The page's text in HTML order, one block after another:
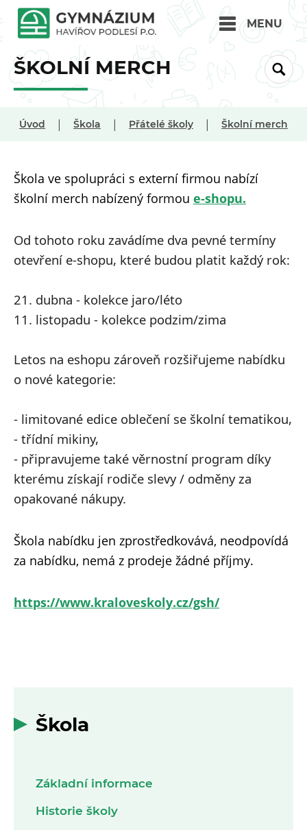
MENU
ŠKOLNÍ MERCH
Úvod | Škola | Přátelé školy | Školní merch
Škola ve spolupráci s externí firmou nabízí
školní merch nabízený formou e-shopu.
Od tohoto roku zavádíme dva pevné termíny
otevření e-shopu, které budou platit každý rok:
21. dubna - kolekce jaro/léto
11. listopadu - kolekce podzim/zima
Letos na eshopu zároveň rozšiřujeme nabídku
o nové kategorie:
- limitované edice oblečení se školní tematikou,
- třídní mikiny,
- připravujeme také věrnostní program díky
kterému získají rodiče slevy / odměny za
opakované nákupy.
Škola nabídku jen zprostředkovává, neodpovídá
za nabídku, nemá z prodeje žádné příjmy.
https://www.kraloveskoly.cz/gsh/
Škola
Základní informace
Historie školy